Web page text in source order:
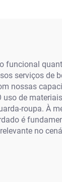
funcional
serviços de
nossas
de
roupa. À
é
no